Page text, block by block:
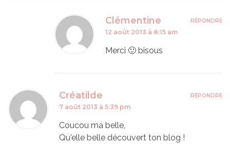
Clémentine
12 août 2013 à 8:15 am
Merci 🙂 bisous
RÉPONDRE
Créatilde
7 août 2013 à 5:39 pm
Coucou ma belle,
Qu'elle belle découvert ton blog !
RÉPONDRE